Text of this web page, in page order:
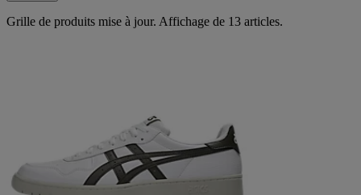
Grille de produits mise à jour. Affichage de 13 articles.